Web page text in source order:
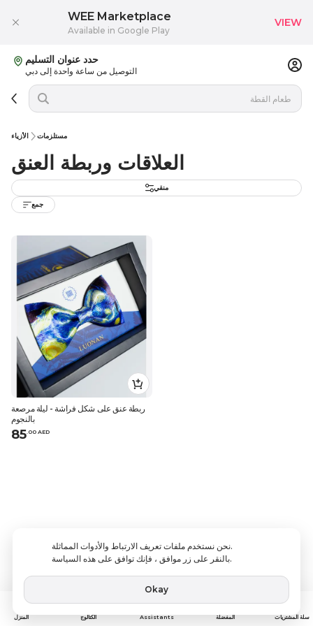
حدد عنوان التسليم
التوصيل من ساعة واحدة إلى دبي
الأزياء مستلزمات
العلاقات وربطة العنق
منقي
جمع
ربطة عنق على شكل فراشة - ليلة مرصعة
بالنجوم
85.00 AED
WEE Marketplace
Available in Google Play
VIEW
المنزل الكتالوج Assistants المفضلة سلة المشتريات
نحن نستخدم ملفات تعريف الارتباط والأدوات المماثلة.
بالنقر على زر موافق ، فإنك توافق على هذه السياسة.
Okay